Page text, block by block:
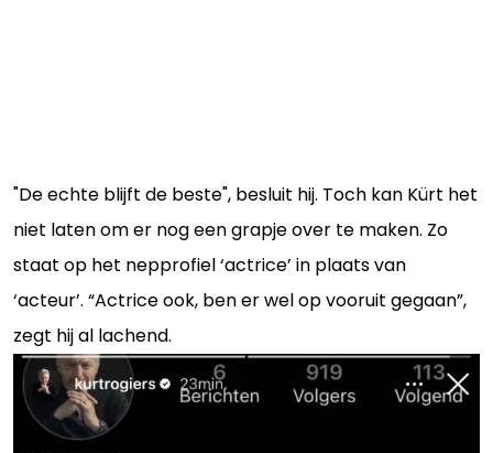
"De echte blijft de beste", besluit hij. Toch kan Kürt het
niet laten om er nog een grapje over te maken. Zo
staat op het nepprofiel ‘actrice’ in plaats van
‘acteur’. “Actrice ook, ben er wel op vooruit gegaan”,
zegt hij al lachend.